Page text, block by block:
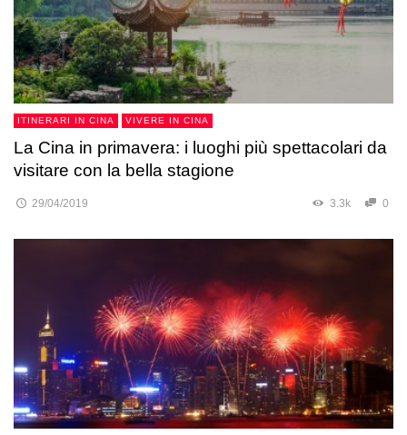
ITINERARI IN CINA VIVERE IN CINA
La Cina in primavera: i luoghi più spettacolari da
visitare con la bella stagione
29/04/2019 3.3k 0